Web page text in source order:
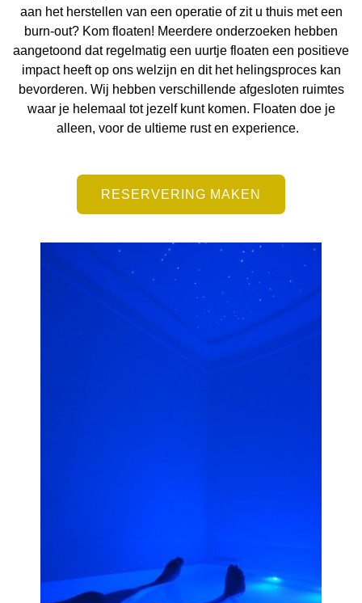
aan het herstellen van een operatie of zit u thuis met een
burn-out? Kom floaten! Meerdere onderzoeken hebben
aangetoond dat regelmatig een uurtje floaten een positieve
impact heeft op ons welzijn en dit het helingsproces kan
bevorderen. Wij hebben verschillende afgesloten ruimtes
waar je helemaal tot jezelf kunt komen. Floaten doe je
alleen, voor de ultieme rust en experience.
RESERVERING MAKEN